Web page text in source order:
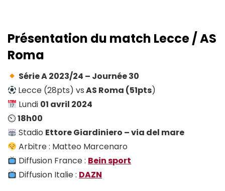
Présentation du match Lecce / AS
Roma
Série A 2023/24 – Journée 30
Lecce (28pts) vsAS Roma (51pts)
Lundi 01 avril 2024
⏲18h00
Stadio Ettore Giardiniero – via del mare
Arbitre : Matteo Marcenaro
Diffusion France : Bein sport
Diffusion Italie : DAZN